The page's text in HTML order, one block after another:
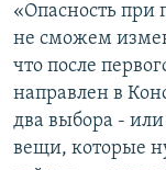
«Опасность при
не сможем
что после
направлен в
два выбора -
вещи, которые